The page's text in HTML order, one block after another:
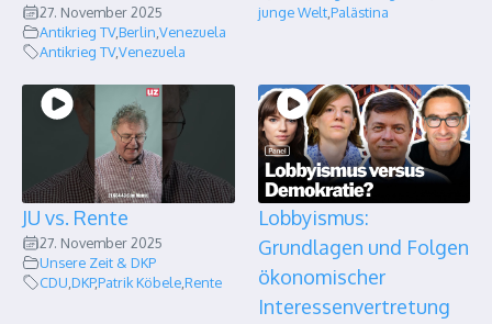
27. November 2025
Antikrieg TV,Berlin Venezuela
Antikrieg TV,Venezuela
junge Welt,Palästina
JU vs. Rente
27. November 2025
Unsere Zeit & DKP
CDU,DKP,Patrik Köbele,Rente
Lobbyismus:
Grundlagen und Folgen
ökonomischer
Interessenvertretung